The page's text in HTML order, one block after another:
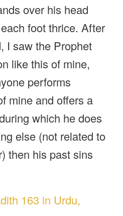
over his head
foot thrice. After
I saw the Prophet
like this of mine,
performs
mine and offers a
which he does
else (not related to
then his past sins
163 in Urdu,